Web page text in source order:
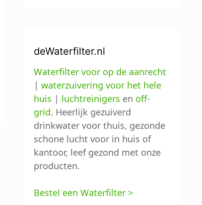
deWaterfilter.nl
Waterfilter voor op de aanrecht
| waterzuivering voor het hele
huis | luchtreinigers en off-
grid. Heerlijk gezuiverd
drinkwater voor thuis, gezonde
schone lucht voor in huis of
kantoor, leef gezond met onze
producten.
Bestel een Waterfilter >